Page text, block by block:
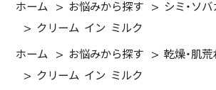
ホーム > お悩みから探す > シミ・ソバ
>
クリーム イン ミルク
ホーム > お悩みから探す >乾燥・肌荒
>
クリーム イン ミルク